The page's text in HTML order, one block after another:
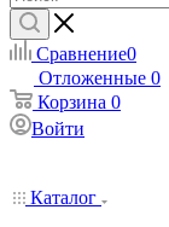
Сравнение0
Отложенные 0
Корзина 0
Войти
Каталог